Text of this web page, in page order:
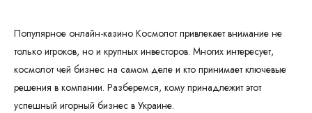
Популярное онлайн-казино Космолот привлекает внимание не
только игроков, но и крупных инвесторов. Многих интересует,
космолот чей бизнес на самом деле и кто принимает ключевые
решения в компании. Разберемся, кому принадлежит этот
успешный игорный бизнес в Украине.